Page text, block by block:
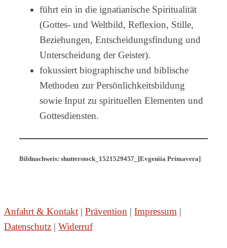
führt ein in die ignatianische Spiritualität
(Gottes- und Weltbild, Reflexion, Stille,
Beziehungen, Entscheidungsfindung und
Unterscheidung der Geister).
fokussiert biographische und biblische
Methoden zur Persönlichkeitsbildung
sowie Input zu spirituellen Elementen und
Gottesdiensten.
Bildnachweis: shutterstock_1521529457_[Evgeniia Primavera]
Anfahrt & Kontakt | Prävention | Impressum |
Datenschutz | Widerruf